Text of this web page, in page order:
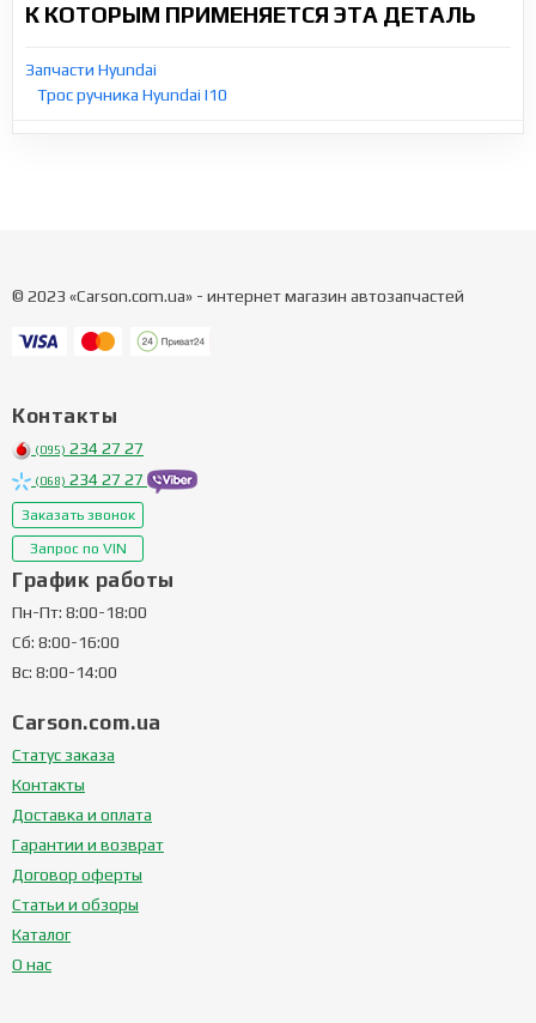
К КОТОРЫМ ПРИМЕНЯЕТСЯ ЭТА ДЕТАЛЬ
Запчасти Hyundai
Трос ручника Hyundai I10
© 2023 «Carson.com.ua» - интернет магазин автозапчастей
Контакты
(095) 234 27 27
(068) 234 27 27
Заказать звонок
Запрос по VIN
График работы
Пн-Пт: 8:00-18:00
Сб: 8:00-16:00
Вс: 8:00-14:00
Carson.com.ua
Статус заказа
Контакты
Доставка и оплата
Гарантии и возврат
Договор оферты
Статьи и обзоры
Каталог
О нас